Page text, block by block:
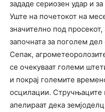
зададе сериозен удар и
Уште на почетокот на
значително под
започната за поголем дел
Сепак,
се очекуваат големи
и покрај големите
осцилации. Стручњаците
апелираат дека